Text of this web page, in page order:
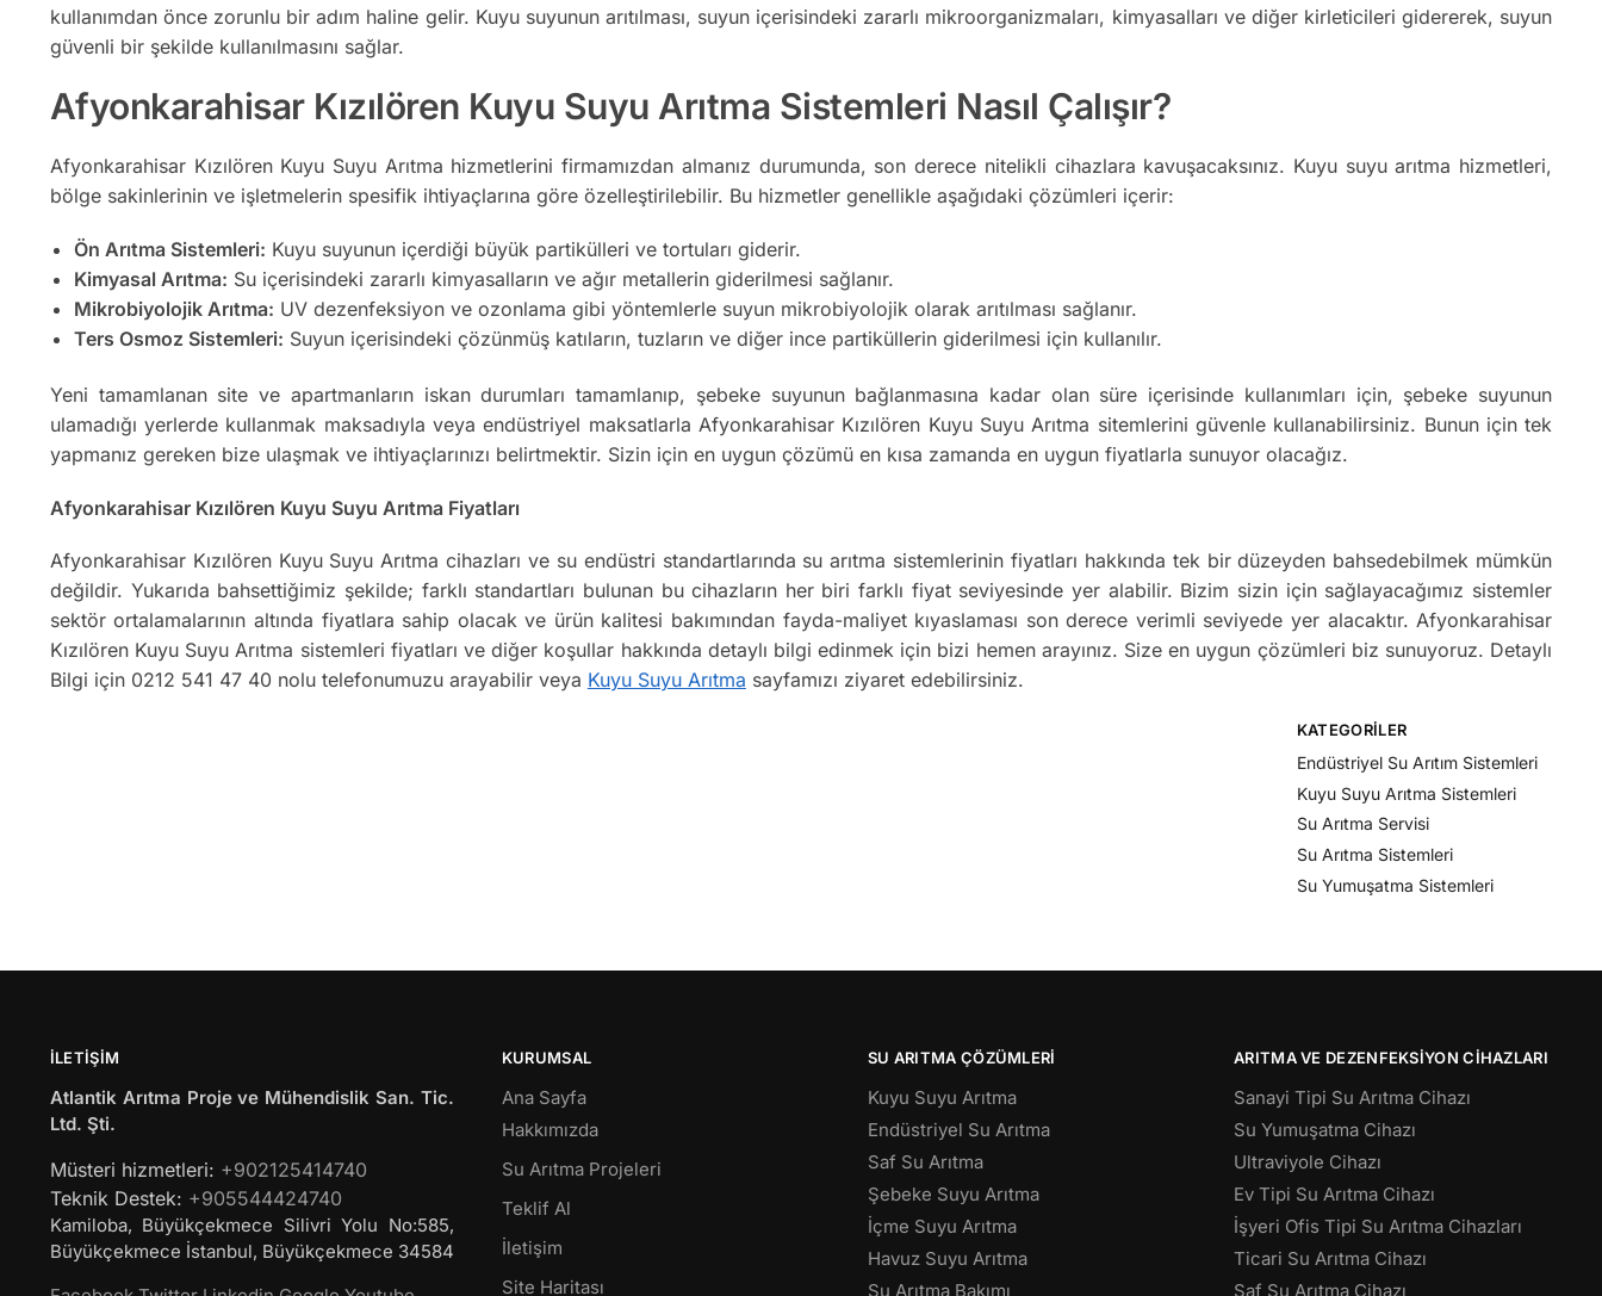
kullanımdan önce zorunlu bir adım haline gelir. Kuyu suyunun arıtılması, suyun içerisindeki zararlı mikroorganizmaları, kimyasalları ve diğer kirleticileri gidererek, suyun
güvenli bir şekilde kullanılmasını sağlar.
Afyonkarahisar Kızılören Kuyu Suyu Arıtma Sistemleri Nasıl Çalışır?
Afyonkarahisar Kızılören Kuyu Suyu Arıtma hizmetlerini firmamızdan almanız durumunda, son derece nitelikli cihazlara kavuşacaksınız. Kuyu suyu arıtma hizmetleri,
bölge sakinlerinin ve işletmelerin spesifik ihtiyaçlarına göre özelleştirilebilir. Bu hizmetler genellikle aşağıdaki çözümleri içerir:
Ön Arıtma Sistemleri: Kuyu suyunun içerdiği büyük partikülleri ve tortuları giderir.
Kimyasal Arıtma: Su içerisindeki zararlı kimyasalların ve ağır metallerin giderilmesi sağlanır.
Mikrobiyolojik Arıtma: UV dezenfeksiyon ve ozonlama gibi yöntemlerle suyun mikrobiyolojik olarak arıtılması sağlanır.
Ters Osmoz Sistemleri: Suyun içerisindeki çözünmüş katıların, tuzların ve diğer ince partiküllerin giderilmesi için kullanılır.
Yeni tamamlanan site ve apartmanların iskan durumları tamamlanıp, şebeke suyunun bağlanmasına kadar olan süre içerisinde kullanımları için, şebeke suyunun
ulamadığı yerlerde kullanmak maksadıyla veya endüstriyel maksatlarla Afyonkarahisar Kızılören Kuyu Suyu Arıtma sitemlerini güvenle kullanabilirsiniz. Bunun için tek
yapmanız gereken bize ulaşmak ve ihtiyaçlarınızı belirtmektir. Sizin için en uygun çözümü en kısa zamanda en uygun fiyatlarla sunuyor olacağız.
Afyonkarahisar Kızılören Kuyu Suyu Arıtma Fiyatları
Afyonkarahisar Kızılören Kuyu Suyu Arıtma cihazları ve su endüstri standartlarında su arıtma sistemlerinin fiyatları hakkında tek bir düzeyden bahsedebilmek mümkün
değildir. Yukarıda bahsettiğimiz şekilde; farklı standartları bulunan bu cihazların her biri farklı fiyat seviyesinde yer alabilir. Bizim sizin için sağlayacağımız sistemler
sektör ortalamalarının altında fiyatlara sahip olacak ve ürün kalitesi bakımından fayda-maliyet kıyaslaması son derece verimli seviyede yer alacaktır. Afyonkarahisar
Kızılören Kuyu Suyu Arıtma sistemleri fiyatları ve diğer koşullar hakkında detaylı bilgi edinmek için bizi hemen arayınız. Size en uygun çözümleri biz sunuyoruz. Detaylı
Bilgi için 0212 541 47 40 nolu telefonumuzu arayabilir veya Kuyu Suyu Arıtma sayfamızı ziyaret edebilirsiniz.
KATEGORILER
Endüstriyel Su Arıtım Sistemleri
Kuyu Suyu Arıtma Sistemleri
Su Arıtma Servisi
Su Arıtma Sistemleri
Su Yumuşatma Sistemleri
İLETIŞIM
Atlantik Arıtma Proje ve Mühendislik San. Tic.
Ltd. Şti.
Müsteri hizmetleri: +902125414740
Teknik Destek: +905544424740
Kamiloba, Büyükçekmece Silivri Yolu No:585,
Büyükçekmece İstanbul, Büyükçekmece 34584
KURUMSAL
Ana Sayfa
Hakkımızda
Su Arıtma Projeleri
Teklif Al
İletişim
Site Haritası
SU ARITMA ÇÖZÜMLERI
Kuyu Suyu Arıtma
Endüstriyel Su Arıtma
Saf Su Arıtma
Şebeke Suyu Arıtma
İçme Suyu Arıtma
Havuz Suyu Arıtma
Su Arıtma Bakımı
ARITMA VE DEZENFEKSIYON CIHAZLARI
Sanayi Tipi Su Arıtma Cihazı
Su Yumuşatma Cihazı
Ultraviyole Cihazı
Ev Tipi Su Arıtma Cihazı
İşyeri Ofis Tipi Su Arıtma Cihazları
Ticari Su Arıtma Cihazı
Saf Su Arıtma Cihazı